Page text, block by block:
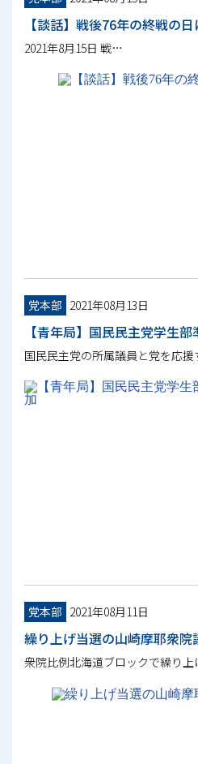
【談話】戦後76年の終戦の
2021年8月15日 戦…
党本部 2021年08月13日
【青年局】国民民主党学生
国民民主党の所属議員と党を応
党本部 2021年08月11日
繰り上げ当選の山崎摩耶衆院
衆院比例北海道ブロックで繰り